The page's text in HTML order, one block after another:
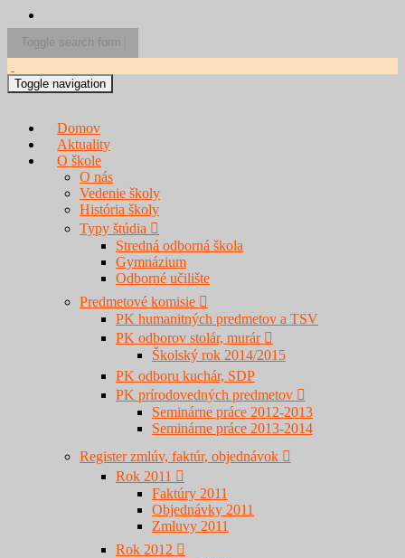
Toggle search form
Search for:
Toggle navigation
Domov
Aktuality
O škole
O nás
Vedenie školy
História školy
Typy štúdia
Stredná odborná škola
Gymnázium
Odborné učilište
Predmetové komisie
PK humanitných predmetov a TSV
PK odborov stolár, murár
Školský rok 2014/2015
PK odboru kuchár, SDP
PK prírodovedných predmetov
Seminárne práce 2012-2013
Seminárne práce 2013-2014
Register zmlúv, faktúr, objednávok
Rok 2011
Faktúry 2011
Objednávky 2011
Zmluvy 2011
Rok 2012